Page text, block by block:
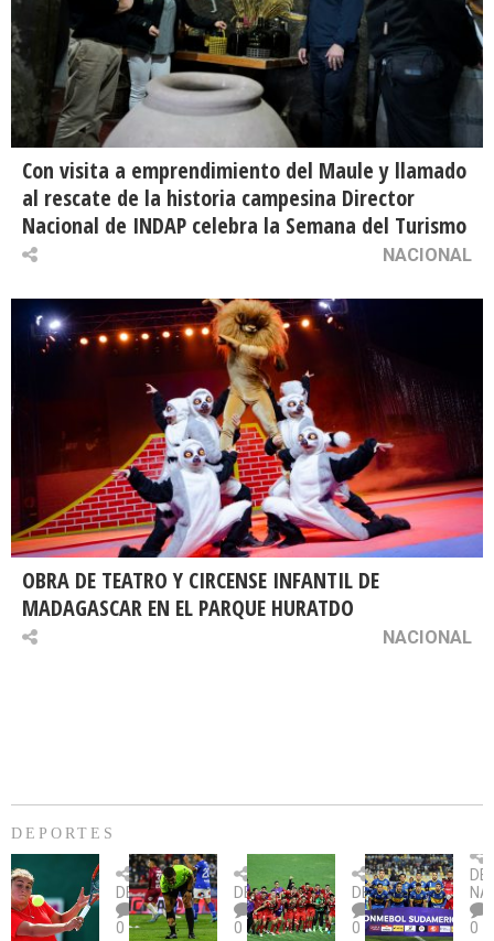
Con visita a emprendimiento del Maule y llamado
al rescate de la historia campesina Director
Nacional de INDAP celebra la Semana del Turismo
NACIONAL
OBRA DE TEATRO Y CIRCENSE INFANTIL DE
MADAGASCAR EN EL PARQUE HURATDO
NACIONAL
DEPORTES
Billie
Jean
King
Cup:
DEPORTES
0
U.
Católica
fue
citada
DEPORTES
0
Copa
Sudamericana:
U.
La
DEPORTES
0
un
0